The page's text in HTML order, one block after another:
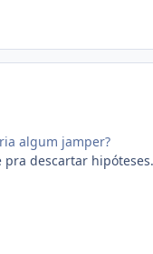
algum jamper?
pra descartar hipóteses.